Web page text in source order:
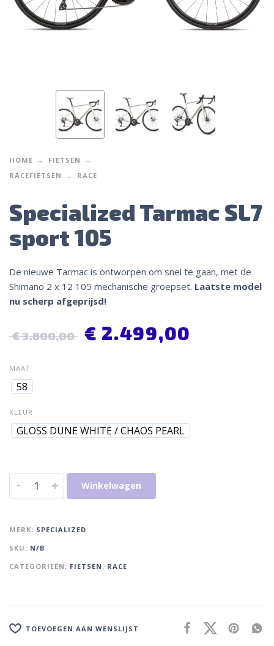
HOME
FIETSEN
RACEFIETSEN
RACE
Specialized Tarmac SL7
sport 105
De nieuwe Tarmac is ontworpen om snel te gaan, met de
Shimano 2 x 12 105 mechanische groepset. Laatste model
nu scherp afgeprijsd!
€3.800,00 € 2.499,00
MAAT
58
KLEUR
GLOSS DUNE WHITE / CHAOS PEARL
- + Winkelwagen
MERK: SPECIALIZED
SKU: N/B
CATEGORIEËN: FIETSEN , RACE
TOEVOEGEN AAN WENSLIJST